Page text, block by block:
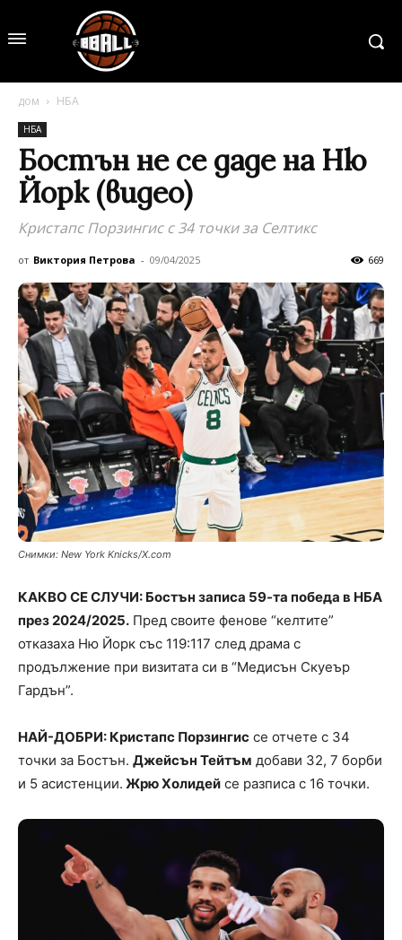
дом НБА
НБА
Бостън не се даде на Ню
Йорк (видео)
Кристапс Порзингис с 34 точки за Селтикс
от Виктория Петрова - 09/04/2025 669
Снимки: New York Knicks/X.com
КАКВО СЕ СЛУЧИ: Бостън записа 59-та победа в НБА
през 2024/2025. Пред своите фенове “келтите”
отказаха Ню Йорк със 119:117 след драма с
продължение при визитата си в “Медисън Скуеър
Гардън”.
НАЙ-ДОБРИ: Кристапс Порзингис се отчете с 34
точки за Бостън. Джейсън Тейтъм добави 32, 7 борби
и 5 асистенции. Жрю Холидей се разписа с 16 точки.